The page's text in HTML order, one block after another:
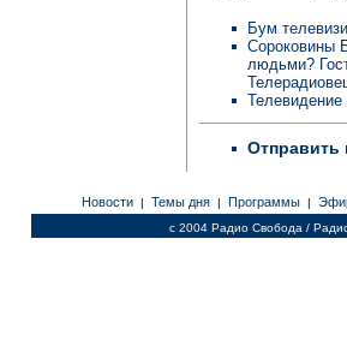
Бум
Сороковины
людьми?
Отправить
Новости | Темы дня | Программы |
c 2004 Радио Свобода /